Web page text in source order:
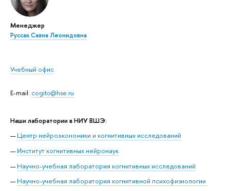
Менеджер
Руссак Саяна Леонидовна
Учебный офис
E-mail: cogito@hse.ru
Наши лаборатории в НИУ ВШЭ:
Центр нейроэкономики и когнитивных исследований
Институт когнитивных нейронаук
Научно-учебная лаборатория когнитивных исследований
Научно-учебная лаборатория когнитивной психофизиологии